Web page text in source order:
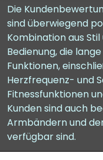
Die
sind überwiegend
Kombination aus
Bedienung, die
Funktionen,
Herzfrequenz- und
Fitnessfunktionen
Kunden sind auch
Armbändern und
verfügbar sind.